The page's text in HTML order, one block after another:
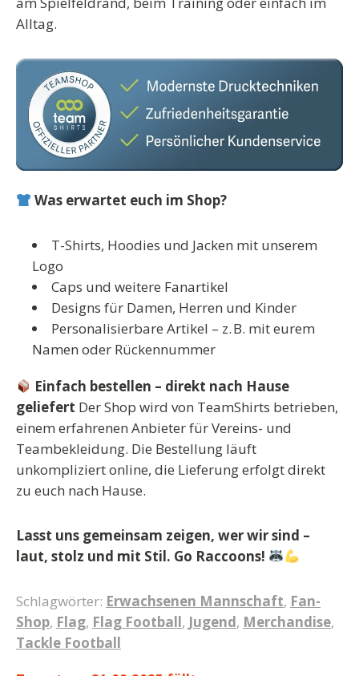
Alltag.
Was erwartet euch im Shop?
T-Shirts, Hoodies und Jacken mit unserem
Logo
Caps und weitere Fanartikel
Designs für Damen, Herren und Kinder
Personalisierbare Artikel – z. B. mit eurem
Namen oder Rückennummer
Einfach bestellen – direkt nach Hause
geliefert Der Shop wird von TeamShirts betrieben,
einem erfahrenen Anbieter für Vereins- und
Teambekleidung. Die Bestellung läuft
unkompliziert online, die Lieferung erfolgt direkt
zu euch nach Hause.
Lasst uns gemeinsam zeigen, wer wir sind –
laut, stolz und mit Stil. Go Raccoons!
Schlagwörter: Erwachsenen Mannschaft, Fan-
Shop, Flag, Flag Football, Jugend, Merchandise,
Tackle Football